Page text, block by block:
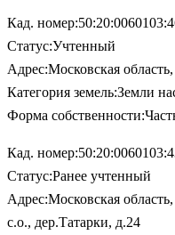
Кад.
Статус:Учтенный
Адрес:Московская
Категория земель:Земли
Форма
Кад.
Статус:Ранее учтенный
Адрес:Московская
с.о., дер.Татарки, д.24